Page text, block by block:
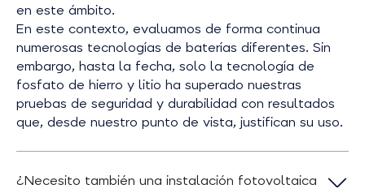
en este ámbito.
En este contexto, evaluamos de forma continua
numerosas tecnologías de baterías diferentes. Sin
embargo, hasta la fecha, solo la tecnología de
fosfato de hierro y litio ha superado nuestras
pruebas de seguridad y durabilidad con resultados
que, desde nuestro punto de vista, justifican su uso.
¿Necesito también una instalación fotovoltaica